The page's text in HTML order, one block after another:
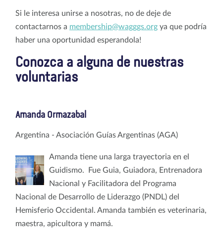
Si le interesa unirse a nosotras, no de deje de
contactarnos a membership@wagggs.org ya que podría
haber una oportunidad esperandola!
Conozca a alguna de nuestras
voluntarias
Amanda Ormazabal
Argentina - Asociación Guías Argentinas (AGA)
Amanda tiene una larga trayectoria en el
Guidismo. Fue Guia, Guiadora, Entrenadora
Nacional y Facilitadora del Programa
Nacional de Desarrollo de Liderazgo (PNDL) del
Hemisferio Occidental. Amanda también es veterinaria,
maestra, apicultora y mamá.